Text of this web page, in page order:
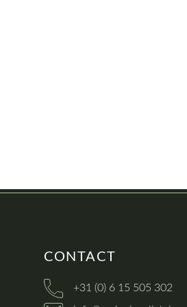
CONTACT
+31 (0) 6 15 505 302